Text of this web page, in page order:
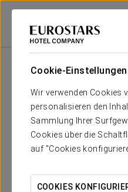
Cookie-Einstellungen
Wir verwenden Cookies
personalisieren den
Sammlung Ihrer
Cookies über die
auf "Cookies
COOKIES
Eurostars Hotel Company
Der
Die 38 Zimmer des
im Herzen der Stadt
um einen entspannten
für Besucher, die die